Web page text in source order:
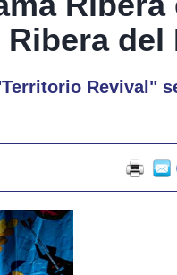
del
Revival"